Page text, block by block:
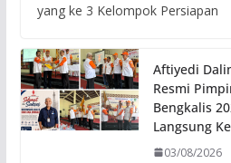
yang ke 3 Kelompok Persiapan
Aftiyedi
Resmi
Bengkalis
Langsung
03/08/2026